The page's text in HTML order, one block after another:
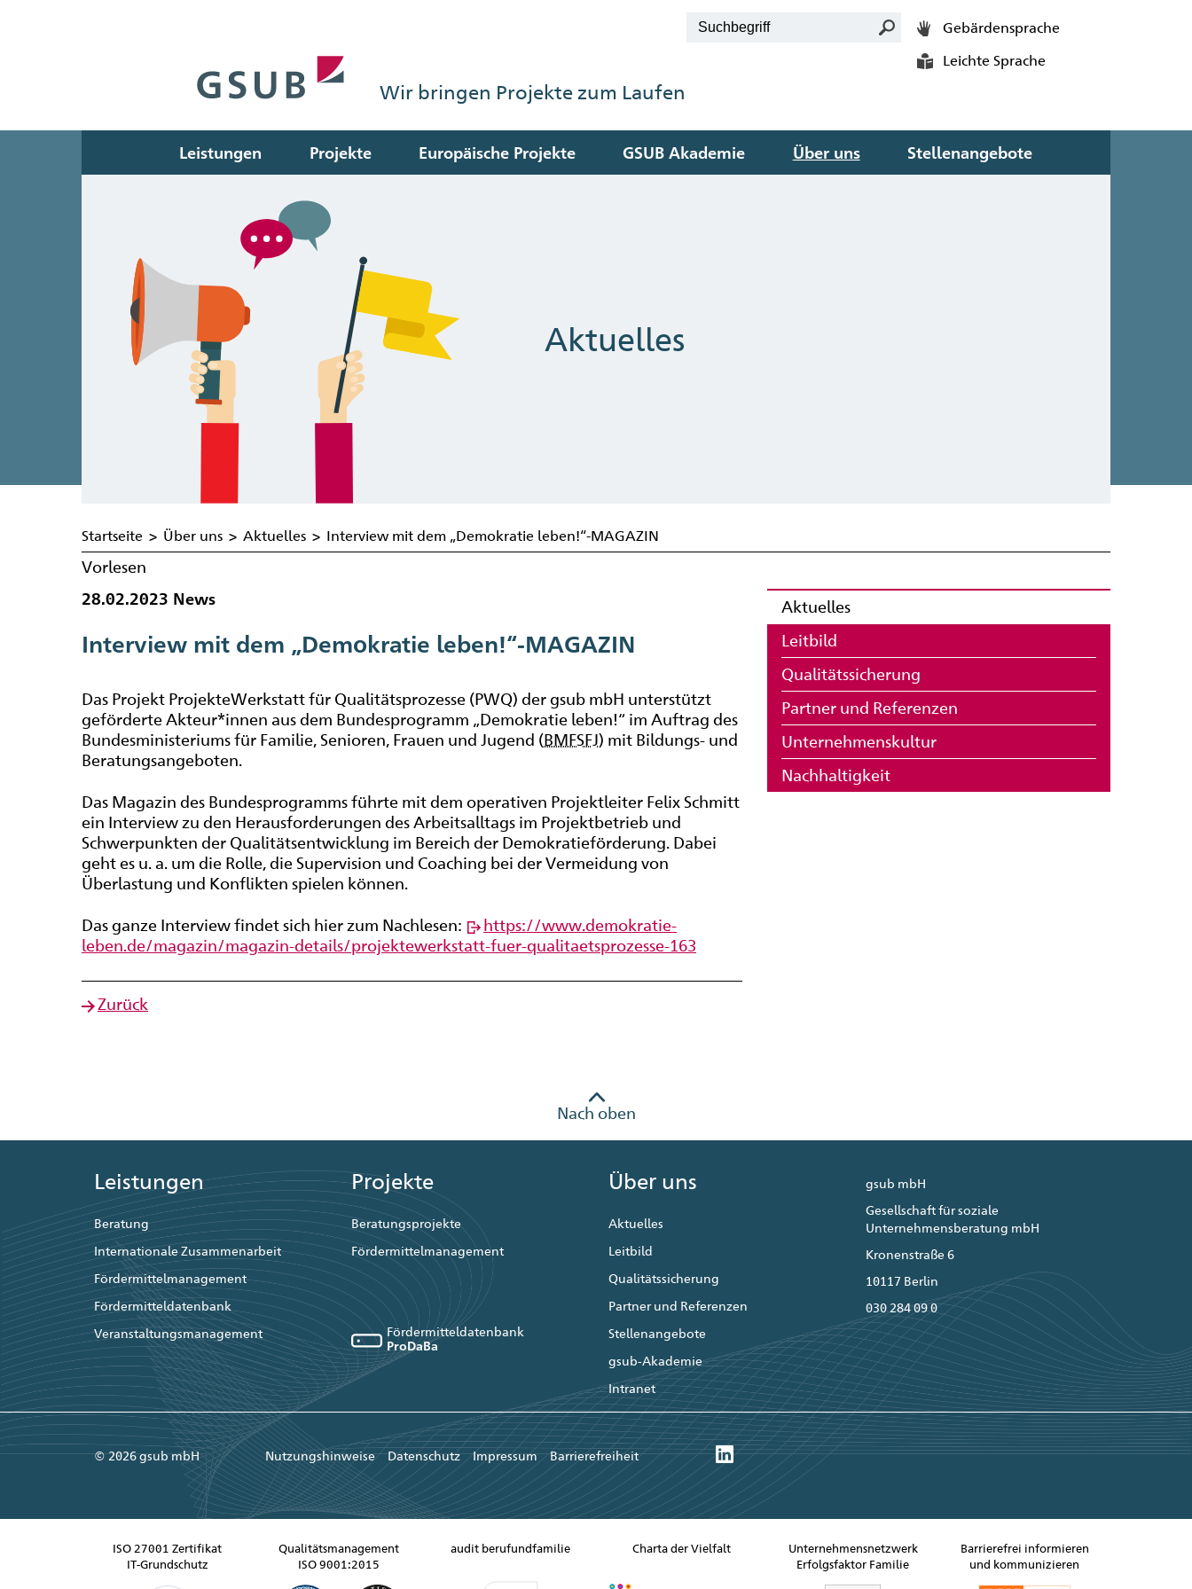
Wir bringen Projekte zum Laufen
Leistungen Projekte Europäische Projekte GSUB Akademie Über uns Stellenangebote
Gebärdensprache
Leichte Sprache
Aktuelles
Startseite > Über uns > Aktuelles > Interview mit dem „Demokratie leben!“-MAGAZIN
Vorlesen
28.02.2023 News
Interview mit dem „Demokratie leben!“-MAGAZIN
Das Projekt ProjekteWerkstatt für Qualitätsprozesse (PWQ) der gsub mbH unterstützt
geförderte Akteur*innen aus dem Bundesprogramm „Demokratie leben!“ im Auftrag des
Bundesministeriums für Familie, Senioren, Frauen und Jugend (BMFSFJ) mit Bildungs- und
Beratungsangeboten.
Das Magazin des Bundesprogramms führte mit dem operativen Projektleiter Felix Schmitt
ein Interview zu den Herausforderungen des Arbeitsalltags im Projektbetrieb und
Schwerpunkten der Qualitätsentwicklung im Bereich der Demokratieförderung. Dabei
geht es u. a. um die Rolle, die Supervision und Coaching bei der Vermeidung von
Überlastung und Konflikten spielen können.
Das ganze Interview findet sich hier zum Nachlesen:
https://www.demokratie-
leben.de/magazin/magazin-details/projektewerkstatt-fuer-qualitaetsprozesse-163
Zurück
Aktuelles
Leitbild
Qualitätssicherung
Partner und Referenzen
Unternehmenskultur
Nachhaltigkeit
Nach oben
Leistungen
Beratung
Internationale Zusammenarbeit
Fördermittelmanagement
Fördermitteldatenbank
Veranstaltungsmanagement
Projekte
Beratungsprojekte
Fördermittelmanagement
Fördermitteldatenbank
ProDaBa
Über uns
Aktuelles
Leitbild
Qualitätssicherung
Partner und Referenzen
Stellenangebote
gsub-Akademie
Intranet
gsub mbH
Gesellschaft für soziale
Unternehmensberatung mbH
Kronenstraße 6
10117 Berlin
030 284 09 0
© 2026 gsub mbH Nutzungshinweise Datenschutz Impressum Barrierefreiheit
ISO 27001 Zertifikat
IT-Grundschutz
Qualitätsmanagement
ISO 9001:2015
audit berufundfamilie Charta der Vielfalt
Unternehmensnetzwerk
Erfolgsfaktor Familie
Barrierefrei informieren
und kommunizieren